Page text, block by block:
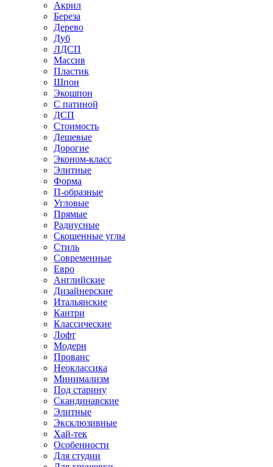
Акрил
Береза
Дерево
Дуб
ЛДСП
Массив
Пластик
Шпон
Экошпон
С патиной
ДСП
Стоимость
Дешевые
Дорогие
Эконом-класс
Элитные
Форма
П-образные
Угловые
Прямые
Радиусные
Скошенные углы
Стиль
Современные
Евро
Английские
Дизайнерские
Итальянские
Кантри
Классические
Лофт
Модерн
Прованс
Неоклассика
Минимализм
Под старину
Скандинавские
Элитные
Эксклюзивные
Хай-тек
Особенности
Для студии